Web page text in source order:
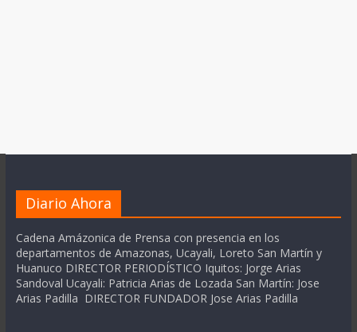
Diario Ahora
Cadena Amázonica de Prensa con presencia en los
departamentos de Amazonas, Ucayali, Loreto San Martín y
Huanuco DIRECTOR PERIODÍSTICO Iquitos: Jorge Arias
Sandoval Ucayali: Patricia Arias de Lozada San Martín: Jose
Arias Padilla DIRECTOR FUNDADOR Jose Arias Padilla